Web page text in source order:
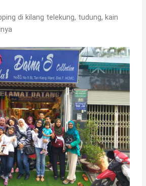
di kilang telekung, tudung, kain